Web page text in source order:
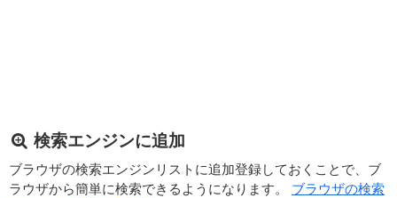
検索エンジンに追加
ブラウザの検索エンジンリストに追加登録しておくことで、ブ
ラウザから簡単に検索できるようになります。 ブラウザの検索